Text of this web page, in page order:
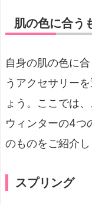
肌の色に合う
自身の肌の色に
うアクセサリー
ょう。ここでは
ウィンターの4つ
のものをご紹介し
スプリング